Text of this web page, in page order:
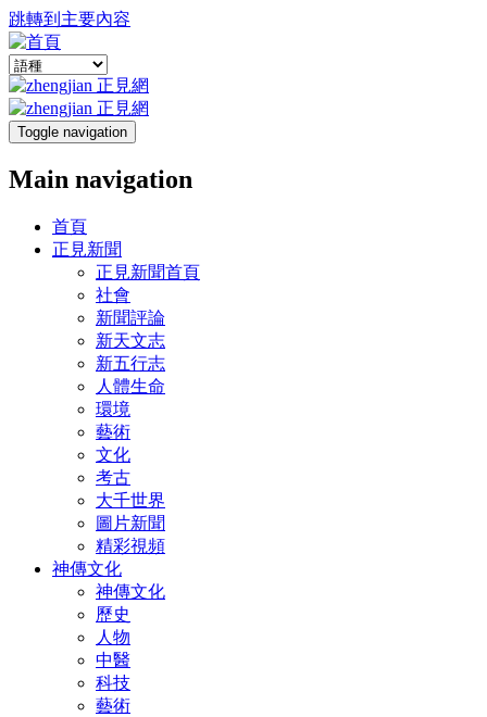
跳轉到主要內容
Toggle navigation
Main navigation
首頁
正見新聞
正見新聞首頁
社會
新聞評論
新天文志
新五行志
人體生命
環境
藝術
文化
考古
大千世界
圖片新聞
精彩視頻
神傳文化
神傳文化
歷史
人物
中醫
科技
藝術